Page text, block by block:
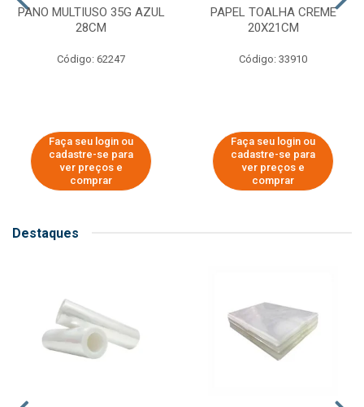
PANO MULTIUSO 35G AZUL
28CM
Código: 62247
Faça seu login ou
cadastre-se para
ver preços e
comprar
PAPEL TOALHA CREME
20X21CM
Código: 33910
Faça seu login ou
cadastre-se para
ver preços e
comprar
Destaques